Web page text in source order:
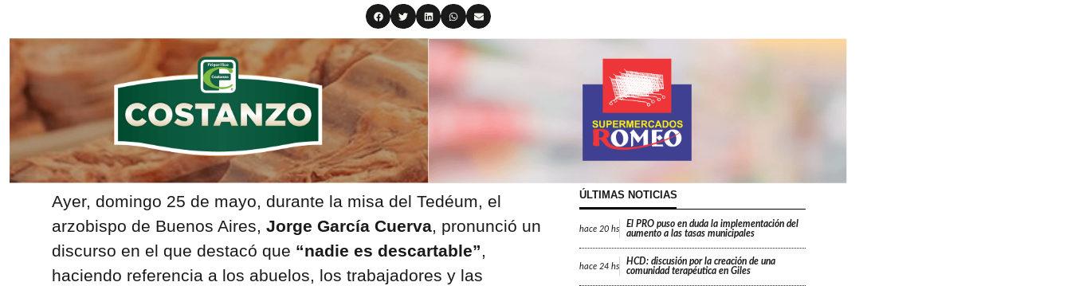
Ayer, domingo 25 de mayo, durante la misa del Tedéum, el
arzobispo de Buenos Aires, Jorge García Cuerva, pronunció un
discurso en el que destacó que “nadie es descartable”,
haciendo referencia a los abuelos, los trabajadores y las
ÚLTIMAS NOTICIAS
hace 20 hs
El PRO puso en duda la implementación del
aumento a las tasas municipales
hace 24 hs
HCD: discusión por la creación de una
comunidad terapéutica en Giles